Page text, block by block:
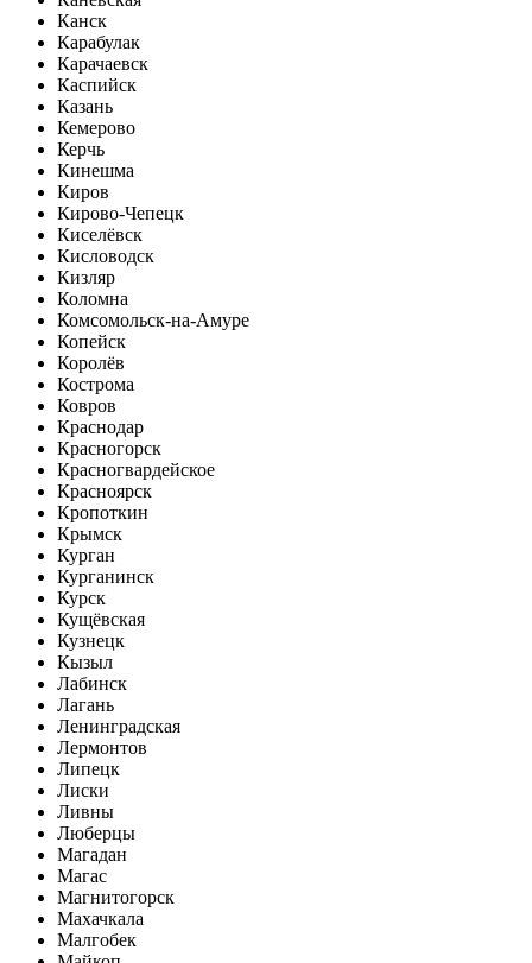
Канск
Карабулак
Карачаевск
Каспийск
Казань
Кемерово
Керчь
Кинешма
Киров
Кирово-Чепецк
Киселёвск
Кисловодск
Кизляр
Коломна
Комсомольск-на-Амуре
Копейск
Королёв
Кострома
Ковров
Краснодар
Красногорск
Красногвардейское
Красноярск
Кропоткин
Крымск
Курган
Курганинск
Курск
Кущёвская
Кузнецк
Кызыл
Лабинск
Лагань
Ленинградская
Лермонтов
Липецк
Лиски
Ливны
Люберцы
Магадан
Магас
Магнитогорск
Махачкала
Малгобек